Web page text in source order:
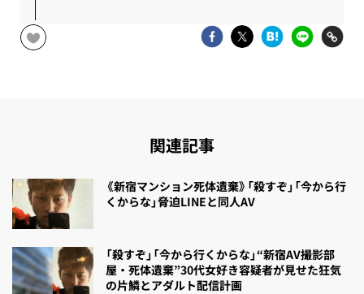
関連記事
《新宿マンション死体遺棄》「殺すぞ」「今から行
くからな」脅迫LINEと同人AV
「殺すぞ」「今から行くからな」“新宿AV撮影部
屋・死体遺棄”30代女好き容疑者が見せた狂気
の片鱗とアダルト配信計画